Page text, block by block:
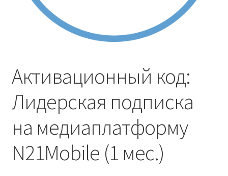
Активационный код:
Лидерская подписка
на медиаплатформу
N21Mobile (1 мес.)